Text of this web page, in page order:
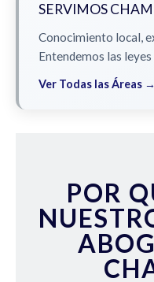
SERVIMOS
Conocimiento local,
Entendemos las
Ver Todas las Áreas →
POR